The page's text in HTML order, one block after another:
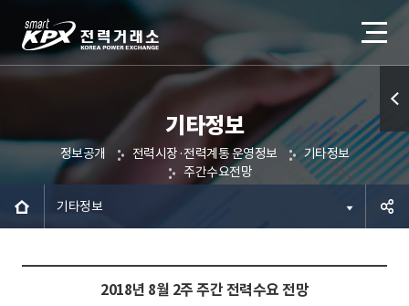
기타정보
정보공개 전력시장·전력계통 운영정보
기타정보
주간수요전망
기타정보
2018년 8월 2주 주간 전력수요 전망
퀵메
뉴 열
기